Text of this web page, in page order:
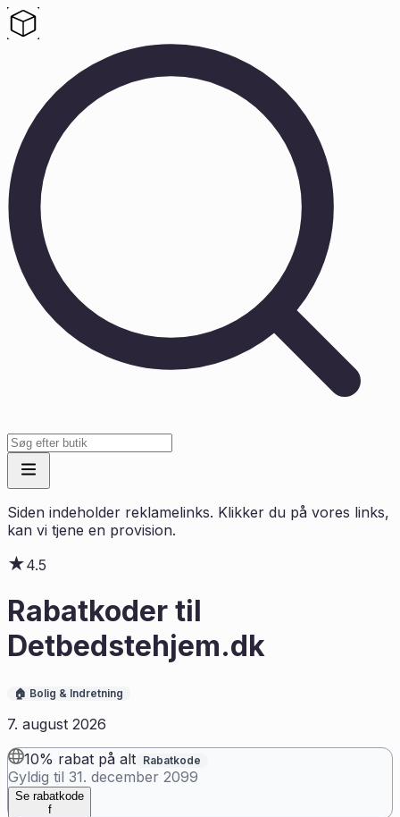
Siden indeholder reklamelinks. Klikker du på vores links,
kan vi tjene en provision.
★4.5
Rabatkoder til
Detbedstehjem.dk
🏠 Bolig & Indretning
7. august 2026
10% rabat på alt Rabatkode
Gyldig til 31. december 2099
Se rabatkode
f